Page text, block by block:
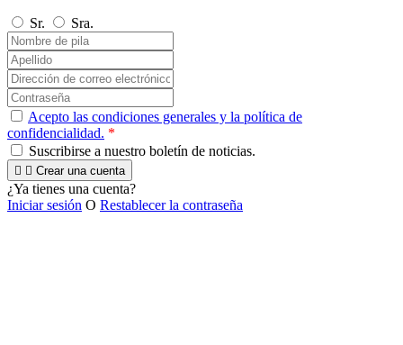
Sr. Sra.
Acepto las condiciones generales y la política de
confidencialidad. *
Suscribirse a nuestro boletín de noticias.
  Crear una cuenta
¿Ya tienes una cuenta?
Iniciar sesión O Restablecer la contraseña